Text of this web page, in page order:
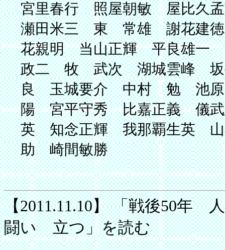
宮里春行 照屋朝敏 屋比
瀬田米三 東 常雄 謝花建
花親明 当山正輝 平良雄一
政二 牧 武次 湖城雲峰
良 玉城要介 中村 勉 池原
陽 宮平守秀 比嘉正義 儀
英 知念正輝 我那覇生英
助 崎間敏勝
【2011.11.10】 「戦後50
闘い 立つ」を読む